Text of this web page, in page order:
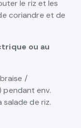
le riz et les
coriandre et de
ou au
/
pendant env.
salade de riz.